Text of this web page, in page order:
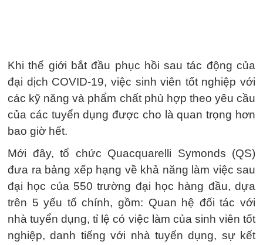
Khi thế giới bắt đầu phục hồi sau tác động của
đại dịch COVID-19, việc sinh viên tốt nghiệp với
các kỹ năng và phẩm chất phù hợp theo yêu cầu
của các tuyển dụng được cho là quan trọng hơn
bao giờ hết.
Mới đây, tổ chức Quacquarelli Symonds (QS)
đưa ra bảng xếp hạng về khả năng làm việc sau
đại học của 550 trường đại học hàng đầu, dựa
trên 5 yếu tố chính, gồm: Quan hệ đối tác với
nhà tuyển dụng, tỉ lệ có việc làm của sinh viên tốt
nghiệp, danh tiếng với nhà tuyển dụng, sự kết